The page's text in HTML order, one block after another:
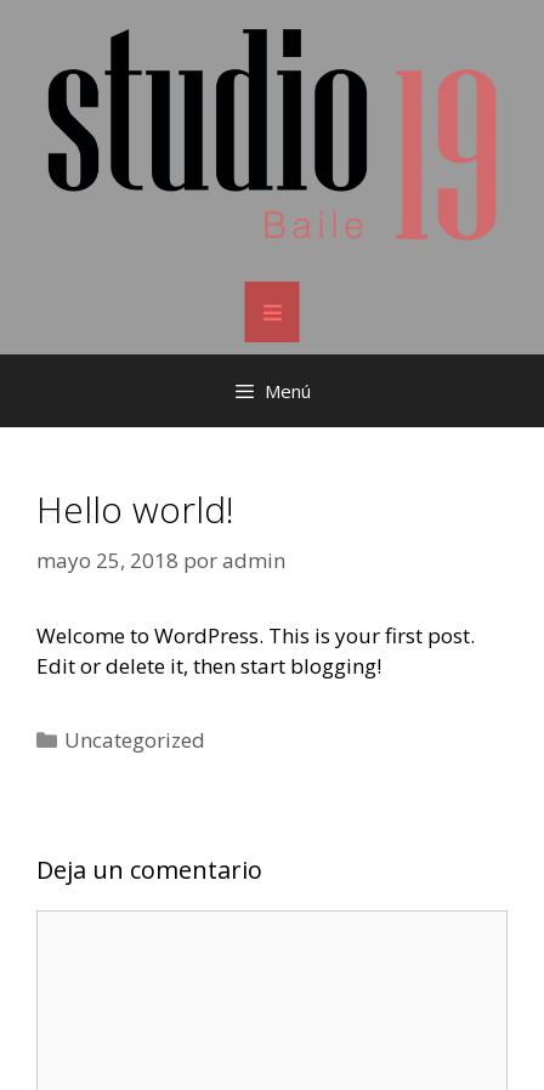
Menú
Hello world!
mayo 25, 2018 poradmin
Welcome to WordPress. This is your first post.
Edit or delete it, then start blogging!
Uncategorized
Deja un comentario